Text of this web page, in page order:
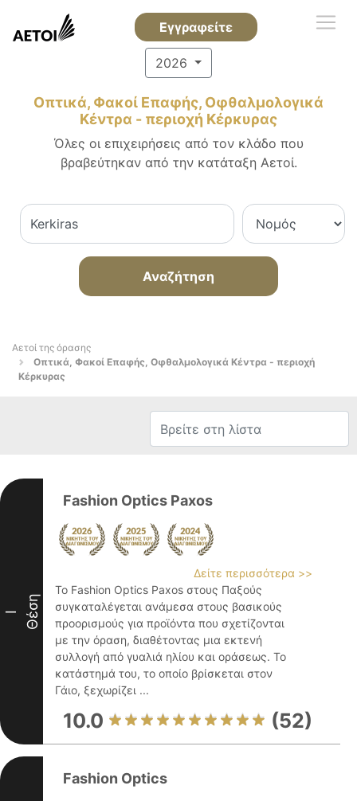
Εγγραφείτε
2026
Οπτικά, Φακοί Επαφής, Οφθαλμολογικά
Κέντρα - περιοχή Κέρκυρας
Όλες οι επιχειρήσεις από τον κλάδο που
βραβεύτηκαν από την κατάταξη Αετοί.
Αναζήτηση
Αετοί της όρασης
Οπτικά, Φακοί Επαφής, Οφθαλμολογικά Κέντρα - περιοχή
Κέρκυρας
I Θέση
Fashion Optics Paxos
Δείτε περισσότερα >>
Το Fashion Optics Paxos στους Παξούς
συγκαταλέγεται ανάμεσα στους βασικούς
προορισμούς για προϊόντα που σχετίζονται
με την όραση, διαθέτοντας μια εκτενή
συλλογή από γυαλιά ηλίου και οράσεως. Το
κατάστημά του, το οποίο βρίσκεται στον
Γάιο, ξεχωρίζει ...
10.0 (52)
Fashion Optics